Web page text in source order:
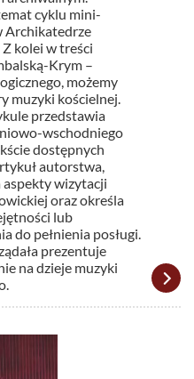
cyklu mini-
Archikatedrze
kolei w treści
Krym –
możemy
muzyki kościelnej.
przedstawia
wschodniego
dostępnych
autorstwa,
aspekty wizytacji
oraz określa
lub
do pełnienia posługi.
prezentuje
na dzieje muzyki